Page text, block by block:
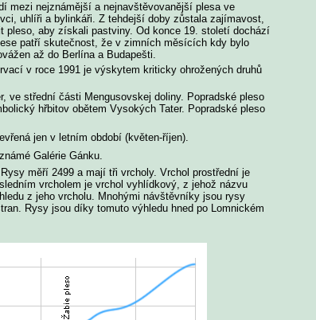
mezi nejznámější a nejnavštěvovanější plesa ve
uhlíři a bylinkáři. Z tehdejší doby zůstala zajímavost,
pleso, aby získali pastviny. Od konce 19. století dochází
patří skutečnost, že v zimních měsících kdy bylo
až do Berlína a Budapešti.
v roce 1991 je výskytem kriticky ohrožených druhů
ve střední části Mengusovskej doliny. Popradské pleso
hřbitov obětem Vysokých Tater. Popradské pleso
jen v letním období (květen-říjen).
Galérie Gánku.
měří 2499 a mají tři vrcholy. Vrchol prostřední je
vrcholem je vrchol vyhlídkový, z jehož názvu
z jeho vrcholu. Mnohými návštěvníky jsou rysy
Rysy jsou díky tomuto výhledu hned po Lomnickém